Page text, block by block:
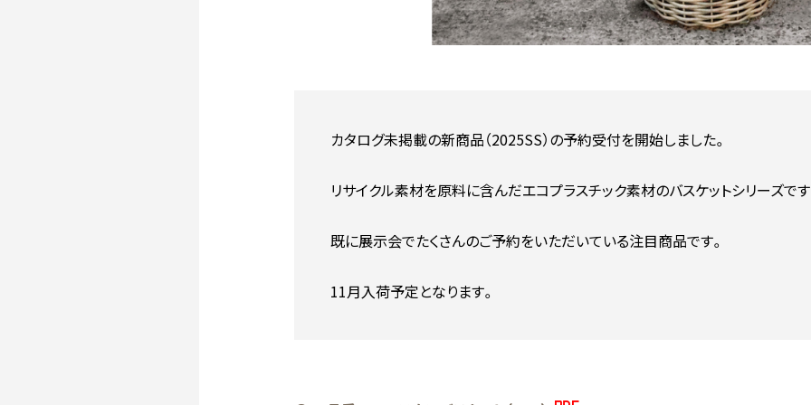
カタログ未掲載の新商品（2025SS）の予約受付を開始しました。
リサイクル素材を原料に含んだエコプラスチック素材のバスケットシリーズで
既に展示会でたくさんのご予約をいただいている注目商品です。
11月入荷予定となります。